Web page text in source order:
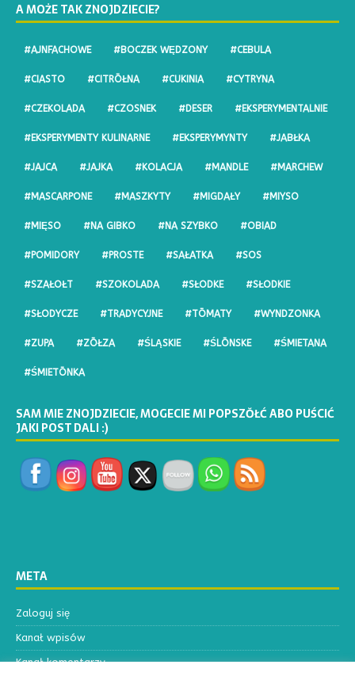
A MOŻE TAK ZNOJDZIECIE?
#AJNFACHOWE #BOCZEK WĘDZONY #CEBULA
#CIASTO #CITRŌŁNA #CUKINIA #CYTRYNA
#CZEKOLADA #CZOSNEK #DESER #EKSPERYMENTALNIE
#EKSPERYMENTY KULINARNE #EKSPERYMYNTY #JABŁKA
#JAJCA #JAJKA #KOLACJA #MANDLE #MARCHEW
#MASCARPONE #MASZKYTY #MIGDAŁY #MIYSO
#MIĘSO #NA GIBKO #NA SZYBKO #OBIAD
#POMIDORY #PROSTE #SAŁATKA #SOS
#SZAŁOŁT #SZOKOLADA #SŁODKE #SŁODKIE
#SŁODYCZE #TRADYCYJNE #TŌMATY #WYNDZONKA
#ZUPA #ZŌŁZA #ŚLĄSKIE #ŚLŌNSKE #ŚMIETANA
#ŚMIETŌNKA
SAM MIE ZNOJDZIECIE, MOGECIE MI POPSZŎŁĆ ABO PUŚCIĆ
JAKI POST DALI :)
META
Zaloguj się
Kanał wpisów
Kanał komentarzy